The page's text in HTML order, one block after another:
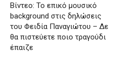
Βίντεο: Το επικό μουσικό
background στις δηλώσεις
του Φειδία Παναγιώτου – Δε
θα πιστεύετε ποιο τραγούδι
έπαιζε